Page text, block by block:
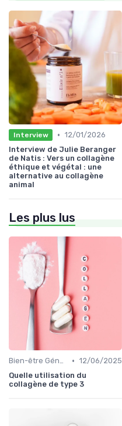
Interview • 12/01/2026
Interview de Julie Beranger
de Natis : Vers un collagène
éthique et végétal : une
alternative au collagène
animal
Les plus lus
Bien-être Général • 12/06/2025
Quelle utilisation du
collagène de type 3